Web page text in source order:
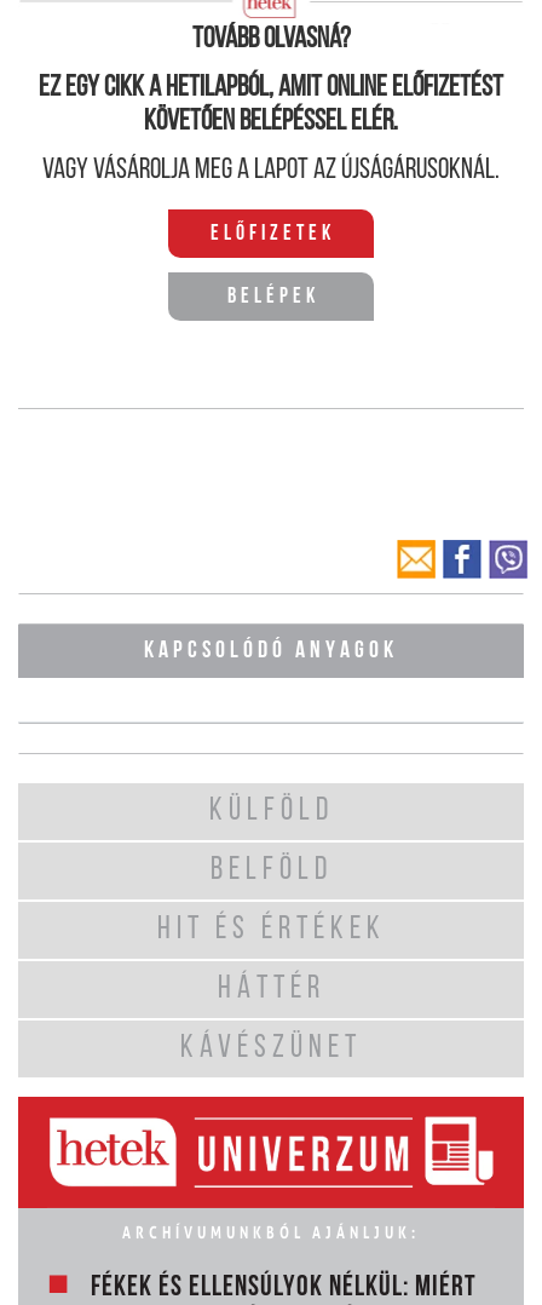
utalást tartalmaznak a test és a lélek összefüggéseiről.
Tovább olvasná?
Ez egy cikk a hetilapból, amit online előfizetést
követően belépéssel elér.
Vagy vásárolja meg a lapot az újságárusoknál.
Előfizetek
Belépek
KAPCSOLÓDÓ ANYAGOK
KÜLFÖLD
BELFÖLD
HIT ÉS ÉRTÉKEK
HÁTTÉR
KÁVÉSZÜNET
ARCHÍVUMUNKBÓL AJÁNLJUK:
FÉKEK ÉS ELLENSÚLYOK NÉLKÜL: MIÉRT